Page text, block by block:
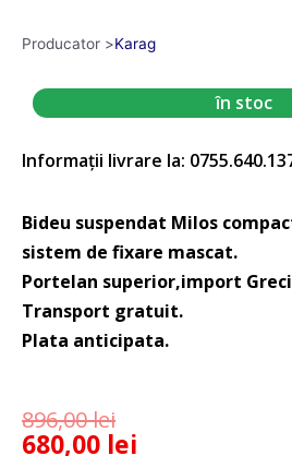
Producator >Karag
în stoc
Informații livrare la:
Bideu suspendat Milos
sistem de fixare mascat.
Portelan superior,import
Transport gratuit.
Plata anticipata.
896,00lei
680,00 lei